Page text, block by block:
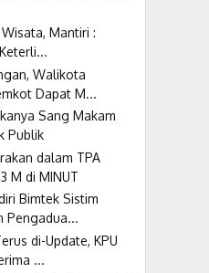
Mantiri :
Walikota
Dapat M...
Sang Makam
Publik
dalam TPA
M di MINUT
Bimtek Sistim
Pengadua...
di-Update, KPU
...